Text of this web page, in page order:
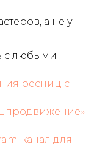
а не у
с любыми
ресниц с
канал для